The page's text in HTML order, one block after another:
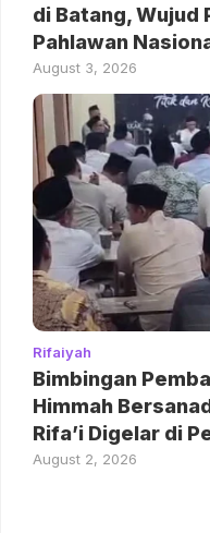
di Batang, Wujud
Pahlawan
August 3, 2026
Rifaiyah
Bimbingan
Himmah
Rifa’i Digelar di
August 2, 2026